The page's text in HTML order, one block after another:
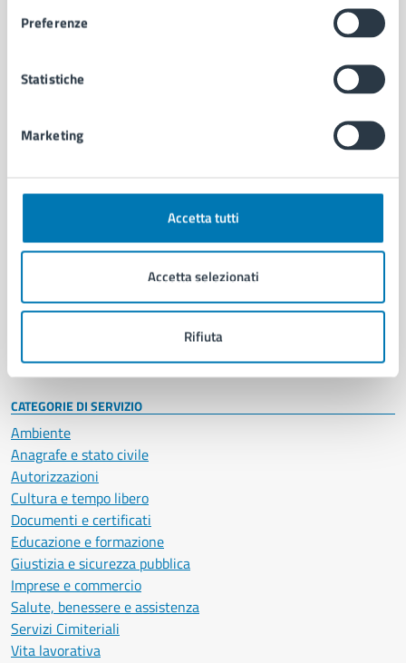
Preferenze
Statistiche
Marketing
Accetta tutti
Accetta selezionati
Rifiuta
Comune di Napoli
AMMINISTRAZIONE
Organi di governo
Enti e fondazioni
Personale amministrativo
Intranet, posta aziendale e protocollo
CATEGORIE DI SERVIZIO
Ambiente
Anagrafe e stato civile
Autorizzazioni
Cultura e tempo libero
Documenti e certificati
Educazione e formazione
Giustizia e sicurezza pubblica
Imprese e commercio
Salute, benessere e assistenza
Servizi Cimiteriali
Vita lavorativa